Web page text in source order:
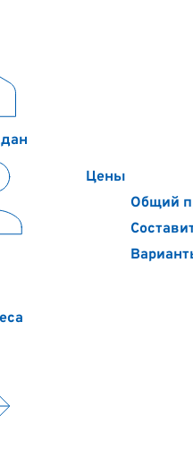
Цены
Общий